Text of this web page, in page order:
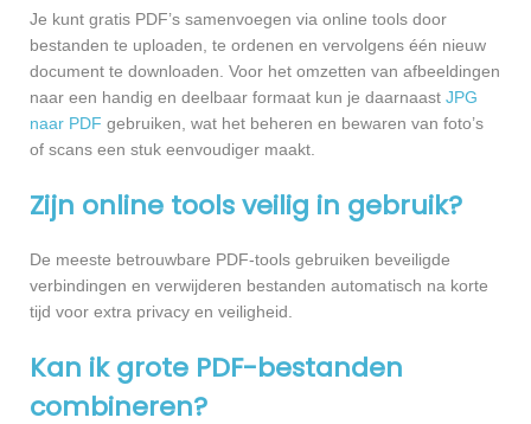
Je kunt gratis PDF’s samenvoegen via online tools door
bestanden te uploaden, te ordenen en vervolgens één nieuw
document te downloaden. Voor het omzetten van afbeeldingen
naar een handig en deelbaar formaat kun je daarnaast JPG
naar PDF gebruiken, wat het beheren en bewaren van foto’s
of scans een stuk eenvoudiger maakt.
Zijn online tools veilig in gebruik?
De meeste betrouwbare PDF-tools gebruiken beveiligde
verbindingen en verwijderen bestanden automatisch na korte
tijd voor extra privacy en veiligheid.
Kan ik grote PDF-bestanden
combineren?